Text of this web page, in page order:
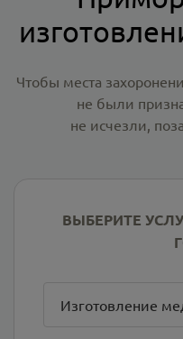
Чтобы места
не были
не исчезли,
ВЫБЕРИТЕ
Изготовление